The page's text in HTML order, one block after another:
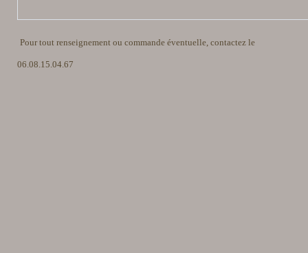
Pour tout renseignement ou commande éventuelle, contactez le
06.08.15.04.67